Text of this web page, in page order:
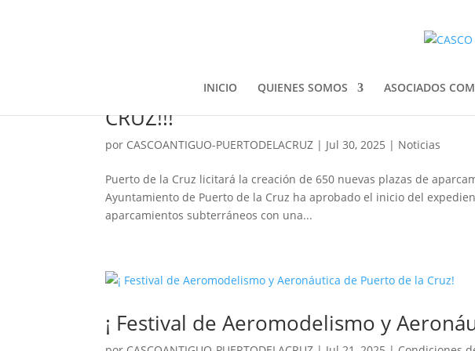
INICIO QUIENES SOMOS ASOCIADOS
¡¡¡650 NUEVAS PLAZAS DE
CRUZ!!!
por CASCOANTIGUO-PUERTODELACRUZ | Jul 30, 2025 | Noticias
Puerto de la Cruz licitará la creación de 650 nuevas plazas de
Ayuntamiento de Puerto de la Cruz ha aprobado el inicio del
aparcamientos subterráneos con una...
¡ Festival de Aeromodelismo y